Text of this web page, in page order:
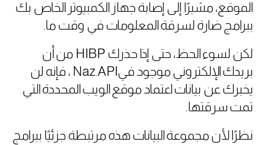
الموقع، مشيرًا إلى إصابة جهاز الكمبيوتر الخاص بك
ببرامج ضارة لسرقة المعلومات في وقت ما.
لكن لسوء الحظ، حتى إذا حذرك HIBP من أن
بريدك الإلكتروني موجود في Naz.API ، فإنه لن
يخبرك عن بيانات اعتماد موقع الويب المحددة التي
تمت سرقتها.
نظرًا لأن مجموعة البيانات هذه مرتبطة جزئيًا ببرامج